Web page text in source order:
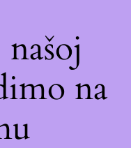
na